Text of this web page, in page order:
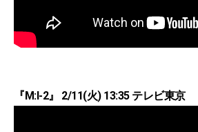
『M:I-2』 2/11(火) 13:35 テレビ東京